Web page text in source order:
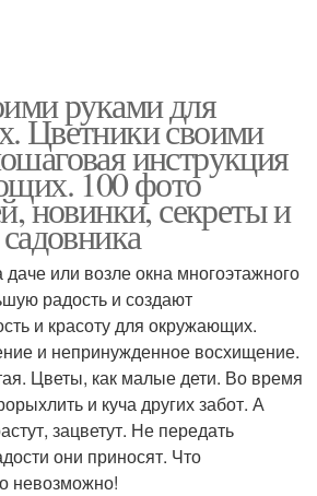
руками для
Цветники своими
инструкция
100 фото
новинки, секреты и
или возле окна многоэтажного
радость и создают
и красоту для окружающих.
и непринужденное восхищение.
Цветы, как малые дети. Во время
и куча других забот. А
зацветут. Не передать
они приносят. Что
невозможно!